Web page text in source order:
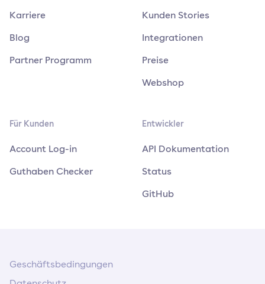
Karriere
Blog
Partner Programm
Kunden Stories
Integrationen
Preise
Webshop
Für Kunden
Account Log-in
Guthaben Checker
Entwickler
API Dokumentation
Status
GitHub
Geschäftsbedingungen